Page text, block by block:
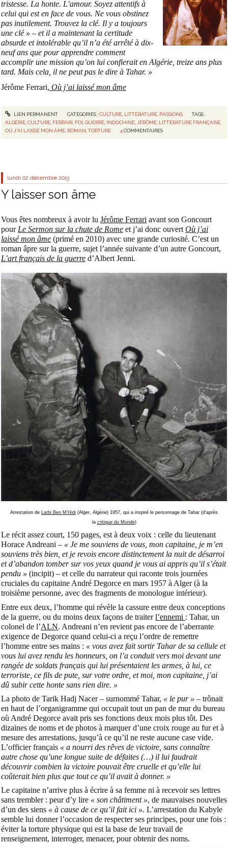
tristesse. La honte. L’amour. Soyez attentifs à
celui qui est en face de vous. Ne vous obstinez
pas inutilement. Trouvez la clé. Il y a toujours
une clé » – et il a maintenant la certitude
absurde et intolérable qu’il n’a été arrêté à dix-
neuf ans que pour apprendre comment
accomplir une mission qu’on lui confierait en Algérie, treize ans plus
tard. Mais cela, il ne peut pas le dire à Tahar. »
Jérôme Ferrari, Où j’ai laissé mon âme
LIEN PERMANENT CATÉGORIES :CULTURE, LITTÉRATURE, PASSIONS
TAGS :
ALGÉRIE ,CULTURE FERRARI FOI ,GUERRE INDOCHINE JÉRÔME LITTÉRATURE FRANÇAISE
OÙ J'AI LAISSÉ MON ÂME ROMAN ,TORTURE 4 COMMENTAIRES
lundi 02 décembre 2013
Y laisser son âme
Vous êtes nombreux à avoir lu Jérôme Ferrari avant son Goncourt
pour Le Sermon sur la chute de Rome et j’ai donc ouvert Où j’ai
laissé mon âme (primé en 2010) avec une grande curiosité. C’est un
roman âpre sur la guerre, sujet l’année suivante d’un autre Goncourt,
L’art français de la guerre d’Albert Jenni.
Arrestation de Larbi Ben M’Hidi (Alger, Algérie) 1957, qui a inspiré le personnage de Tahar (d'après
la critique du Monde)
Le récit assez court, 150 pages, est à deux voix : celle du lieutenant
Horace Andreani – « Je me souviens de vous, mon capitaine, je m’en
souviens très bien, et je revois encore distinctement la nuit de désarroi
et d’abandon tomber sur vos yeux quand je vous ai appris qu’il s’était
pendu » (incipit) – et celle du narrateur qui raconte trois journées
cruciales du capitaine André Degorce en mars 1957 à Alger (à la
troisième personne, avec des fragments de monologue intérieur).
Entre eux deux, l’homme qui révèle la cassure entre deux conceptions
de la guerre, ou du moins deux façons de traiterl’ennemi : Tahar, un
colonel de l’ALN. Andreani n’en revient pas encore de l’aberrante
exigence de Degorce quand celui-ci a reçu l’ordre de remettre
l’homme entre ses mains : « vous avez fait sortir Tahar de sa cellule et
vous lui avez rendu les honneurs, on l’a conduit vers moi devant une
rangée de soldats français qui lui présentaient les armes, à lui, ce
terroriste, ce fils de pute, sur votre ordre, et moi, mon capitaine, j’ai
dû subir cette honte sans rien dire. »
La photo de Tarik Hadj Nacer – surnommé Tahar, « le pur » – trônait
en haut de l’organigramme qui occupait tout un pan de mur du bureau
où André Degorce avait pris ses fonctions deux mois plus tôt. Des
dizaines de noms et de photos à marquer d’une croix rouge au fur et à
mesure des arrestations, jusqu’à ce qu’il ne reste aucune case vide.
L’officier français « a nourri des rêves de victoire, sans connaître
autre chose qu’une longue suite de défaites (…) il lui faudrait
découvrir combien la victoire pouvait être cruelle et qu’elle lui
coûterait bien plus que tout ce qu’il avait à donner. »
Le capitaine n’arrive plus à écrire à sa femme ni à recevoir ses lettres
sans trembler : peur d’y lire « son châtiment », de mauvaises nouvelles
d’un des siens « à cause de ce qu’il fait ici ». L’arrestation du Kabyle
semble lui donner l’occasion de respecter ses principes, pour une fois :
éviter la torture physique qui est la base de leur travail de
renseignement, interroger, menacer, pour obtenir des noms.